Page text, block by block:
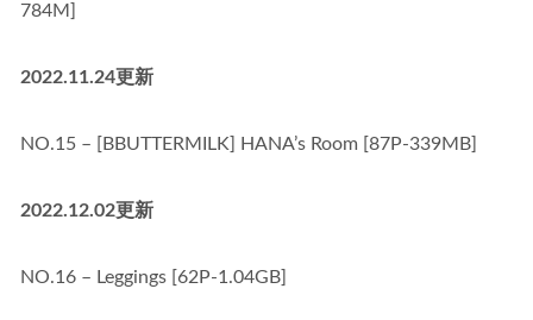
784M]
2022.11.24更新
NO.15 – [BBUTTERMILK] HANA’s Room [87P-339MB]
2022.12.02更新
NO.16 – Leggings [62P-1.04GB]